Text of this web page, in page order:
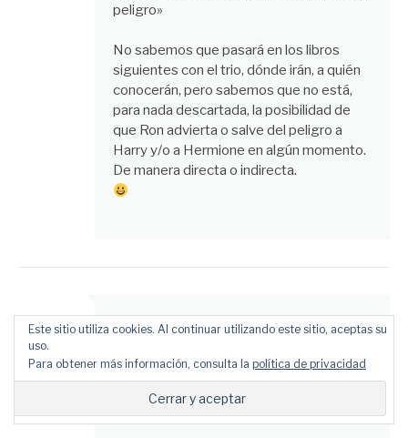
peligro»
No sabemos que pasará en los libros
siguientes con el trio, dónde irán, a quién
conocerán, pero sabemos que no está,
para nada descartada, la posibilidad de
que Ron advierta o salve del peligro a
Harry y/o a Hermione en algún momento.
De manera directa o indirecta.
Jesar
dice:
creo que me excedi un poco… pero
espero que les haya gustado:OO
Este sitio utiliza cookies. Al continuar utilizando este sitio, aceptas su
uso.
Para obtener más información, consulta la política de privacidad